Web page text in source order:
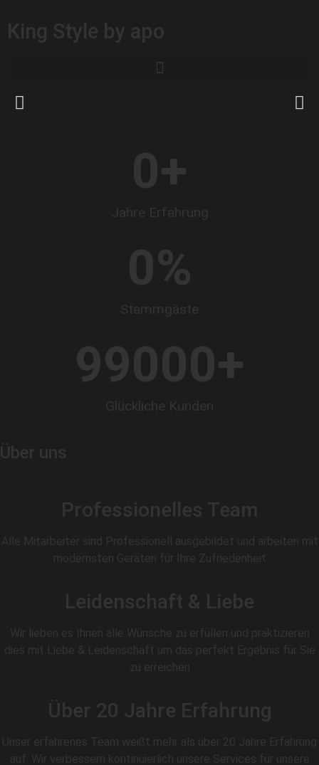
King Style by apo
Jahre Erfahrung
0
Stammgäste
0 %
Glückliche Kunden
99000
Über uns
Professionelles Team
Alle Mitarbeiter sind Professionell ausgebildet und arbeiten mit
modernsten Geräten für Ihre Zufriedenheit
Leidenschaft & Liebe
Wir lieben es Ihnen alle Wünsche zu erfüllen und praktizieren
dies mit Liebe & Leidenschaft um das perfekt Ergebnis für Sie
zu erreichen
Über 20 Jahre Erfahrung
Unser erfahrenes Team weißt mehr als über 20 Jahre Erfahrung
auf. Wir verbessern kontinuierlich unsere Services für unsere